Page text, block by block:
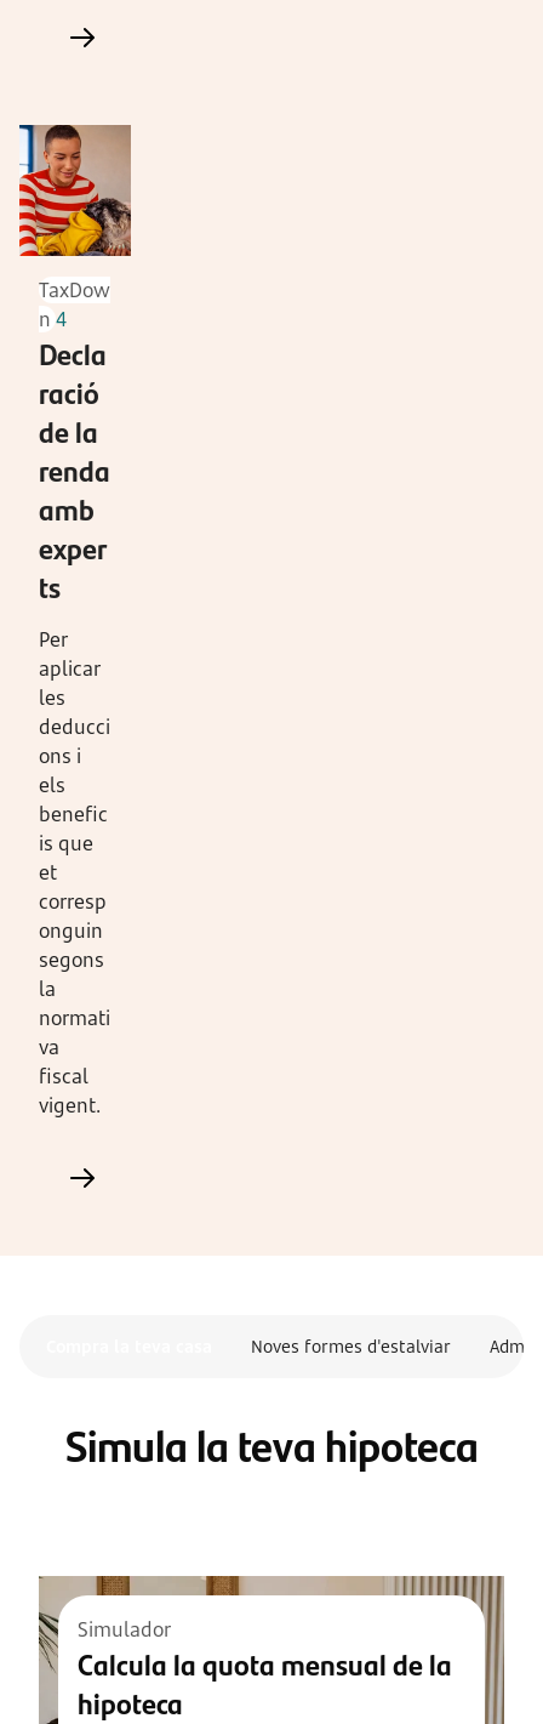
TaxDow
n 4
Decla
ració
de la
renda
amb
exper
ts
Per
aplicar
les
deducci
ons i
els
benefic
is que
et
corresp
onguin
segons
la
normati
va
fiscal
vigent.
Noves formes d'estalviar
Simula la teva hipoteca
Simulador
Calcula la quota mensual de la
hipoteca